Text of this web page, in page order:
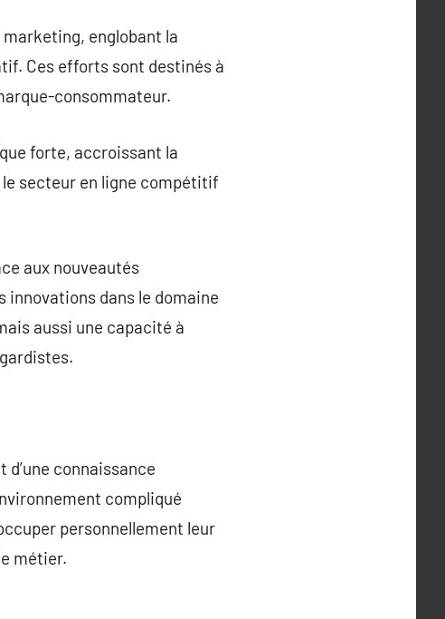
englobant la
Ces efforts sont destinés à
consommateur.
forte, accroissant la
secteur en ligne compétitif
aux nouveautés
innovations dans le domaine
aussi une capacité à
connaissance
compliqué
personnellement leur
métier.